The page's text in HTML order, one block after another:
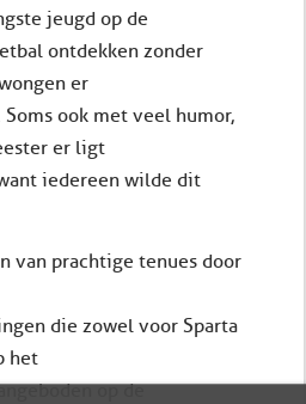
jeugd op de
ontdekken zonder
er
ook met veel humor,
er ligt
iedereen wilde dit
van prachtige tenues door
die zowel voor Sparta
het
op de